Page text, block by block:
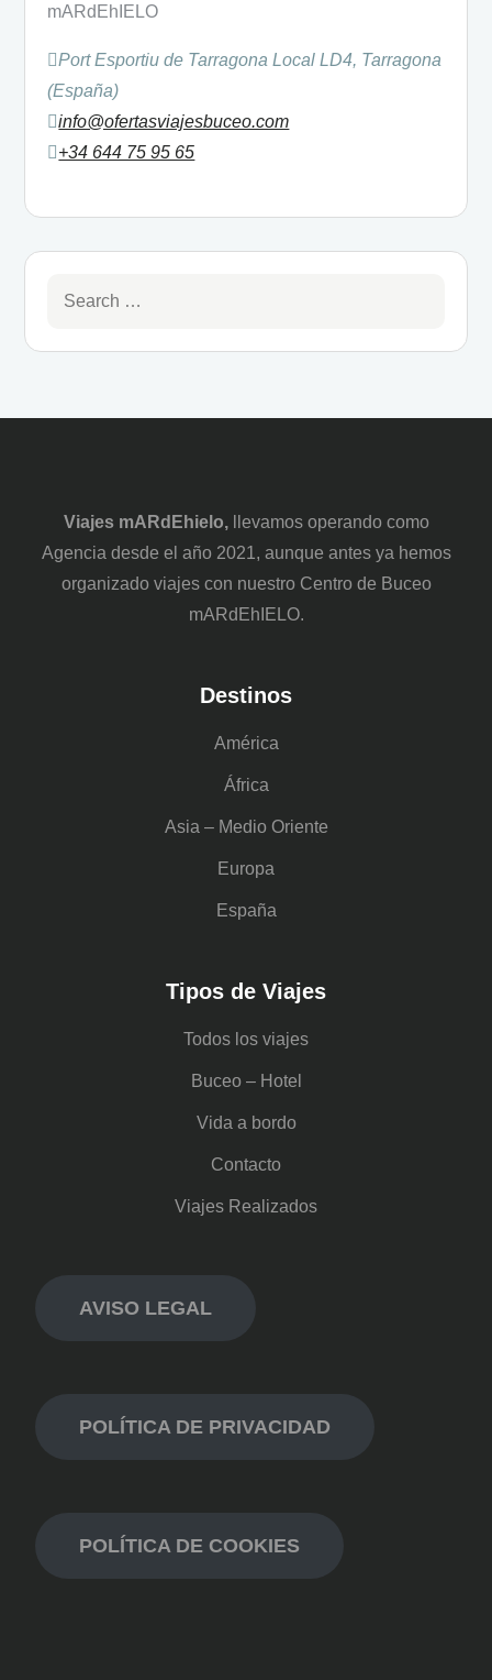
mARdEhIELO
Port Esportiu de Tarragona Local LD4, Tarragona
(España)
info@ofertasviajesbuceo.com
+34 644 75 95 65
Viajes mARdEhielo,
llevamos operando como
Agencia desde el año 2021, aunque antes ya hemos
organizado viajes con nuestro Centro de Buceo
mARdEhIELO.
Destinos
América
África
Asia – Medio Oriente
Europa
España
Tipos de Viajes
Todos los viajes
Buceo – Hotel
Vida a bordo
Contacto
Viajes Realizados
AVISO LEGAL
POLÍTICA DE PRIVACIDAD
POLÍTICA DE COOKIES